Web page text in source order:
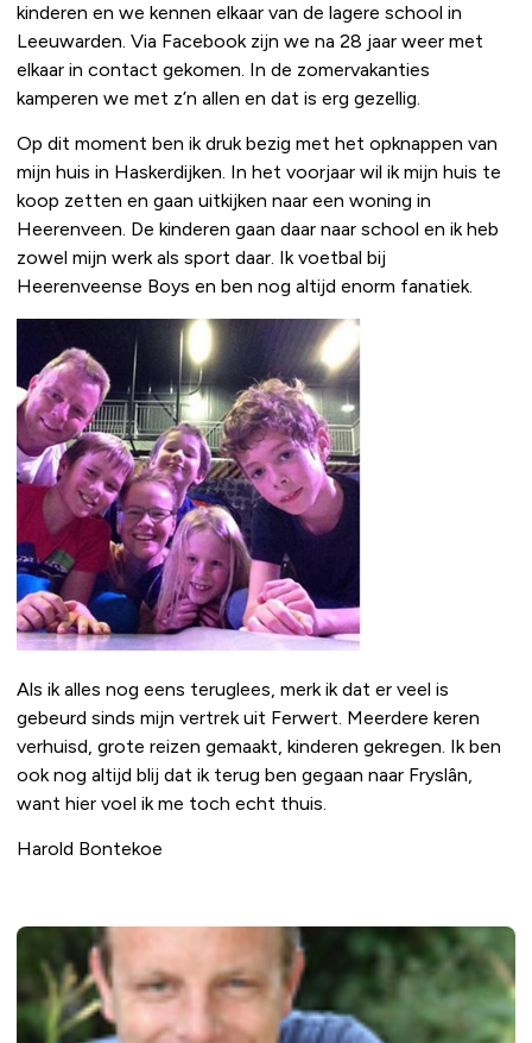
kinderen en we kennen elkaar van de lagere school in
Leeuwarden. Via Facebook zijn we na 28 jaar weer met
elkaar in contact gekomen. In de zomervakanties
kamperen we met z’n allen en dat is erg gezellig.
Op dit moment ben ik druk bezig met het opknappen van
mijn huis in Haskerdijken. In het voorjaar wil ik mijn huis te
koop zetten en gaan uitkijken naar een woning in
Heerenveen. De kinderen gaan daar naar school en ik heb
zowel mijn werk als sport daar. Ik voetbal bij
Heerenveense Boys en ben nog altijd enorm fanatiek.
Als ik alles nog eens teruglees, merk ik dat er veel is
gebeurd sinds mijn vertrek uit Ferwert. Meerdere keren
verhuisd, grote reizen gemaakt, kinderen gekregen. Ik ben
ook nog altijd blij dat ik terug ben gegaan naar Fryslân,
want hier voel ik me toch echt thuis.
Harold Bontekoe